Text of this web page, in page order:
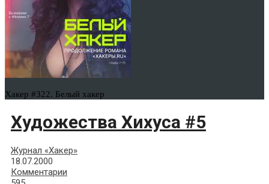
Хакер #322. Белый хакер
Художества Хихуса #5
Журнал «Хакер»
18.07.2000
Комментарии